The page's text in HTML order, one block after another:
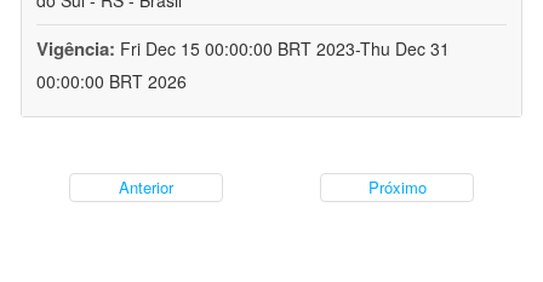
Vigência: Fri Dec 15 00:00:00 BRT 2023-Thu Dec 31
00:00:00 BRT 2026
Anterior Próximo